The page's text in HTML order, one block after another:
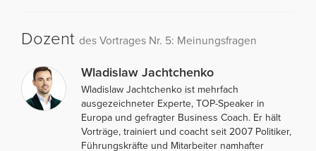
Dozent des Vortrages Nr. 5: Meinungsfragen
Wladislaw Jachtchenko
Wladislaw Jachtchenko ist mehrfach
ausgezeichneter Experte, TOP-Speaker in
Europa und gefragter Business Coach. Er hält
Vorträge, trainiert und coacht seit 2007 Politiker,
Führungskräfte und Mitarbeiter namhafter